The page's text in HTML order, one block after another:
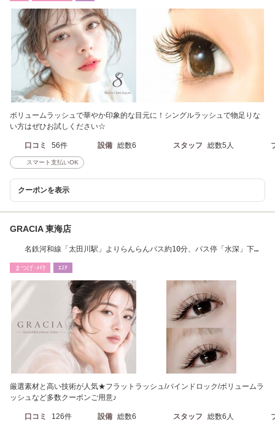
ボリュームラッシュで華やか印象的な目元に！シングルラッシュで物足りな
い方はぜひお試しください☆
口コミ 56件 設備 総数6 スタッフ 総数5人
スマート支払いOK
クーポンを表示
GRACIA 東海店
名鉄河和線「太田川駅」よりらんらんバス約10分、バス停「水深」下車
まつげ･ﾒｲｸ ｴｽﾃ
厳選素材と高い技術が人気★フラットラッシュ/バインドロック/ボリュームラ
ッシュなど多数クーポンご用意♪
口コミ 126件 設備 総数6 スタッフ 総数6人